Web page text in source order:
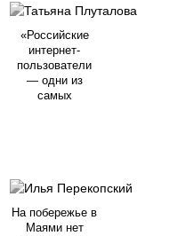
«Российские
интернет-
пользователи
— одни из
самых
На побережье в
Маями нет